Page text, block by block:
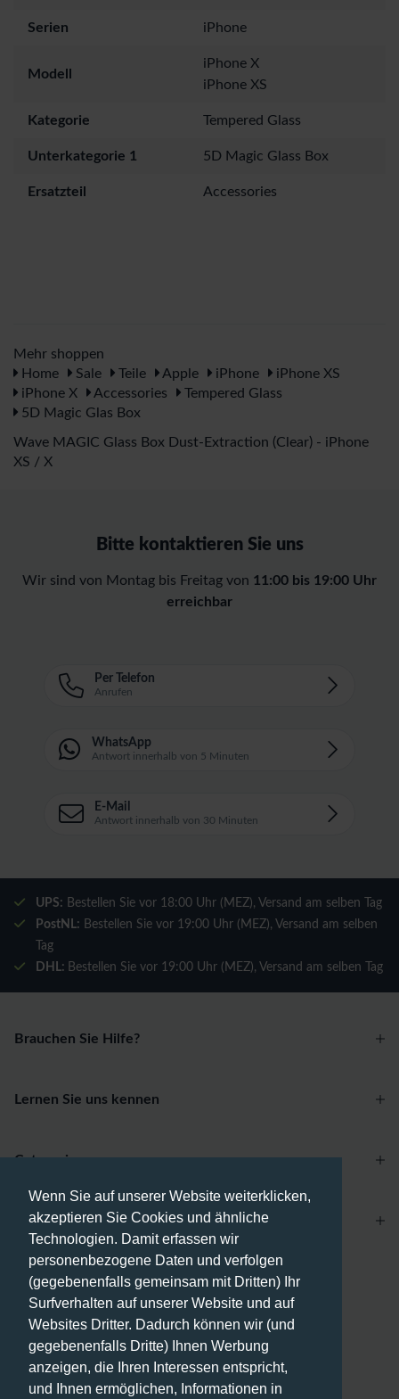
Wenn Sie auf unserer Website weiterklicken,
akzeptieren Sie Cookies und ähnliche
Technologien. Damit erfassen wir
personenbezogene Daten und verfolgen
(gegebenenfalls gemeinsam mit Dritten) Ihr
Surfverhalten auf unserer Website und auf
Websites Dritter. Dadurch können wir (und
gegebenenfalls Dritte) Ihnen Werbung
anzeigen, die Ihren Interessen entspricht,
und Ihnen ermöglichen, Informationen in
Serien iPhone
Modell
iPhone X
iPhone XS
Kategorie Tempered Glass
Unterkategorie 1 5D Magic Glass Box
Ersatzteil Accessories
Mehr shoppen
Home
Sale Teile Apple iPhone
iPhone XS
iPhone X
Accessories
Tempered Glass
5D Magic Glas Box
Wave MAGIC Glass Box Dust-Extraction (Clear) - iPhone
XS / X
Bitte kontaktieren Sie uns
Wir sind von Montag bis Freitag von 11:00 bis 19:00 Uhr
erreichbar
Per Telefon
Anrufen
WhatsApp
Antwort innerhalb von 5 Minuten
E-Mail
Antwort innerhalb von 30 Minuten
UPS: Bestellen Sie vor 18:00 Uhr (MEZ), Versand am selben Tag
PostNL: Bestellen Sie vor 19:00 Uhr (MEZ), Versand am selben
Tag
DHL: Bestellen Sie vor 19:00 Uhr (MEZ), Versand am selben Tag
Brauchen Sie Hilfe?
Lernen Sie uns kennen
Zahlungsmethoden
Versandmethoden
Categories
Account